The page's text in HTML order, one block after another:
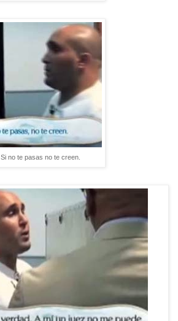
Si no te pasas no te creen.